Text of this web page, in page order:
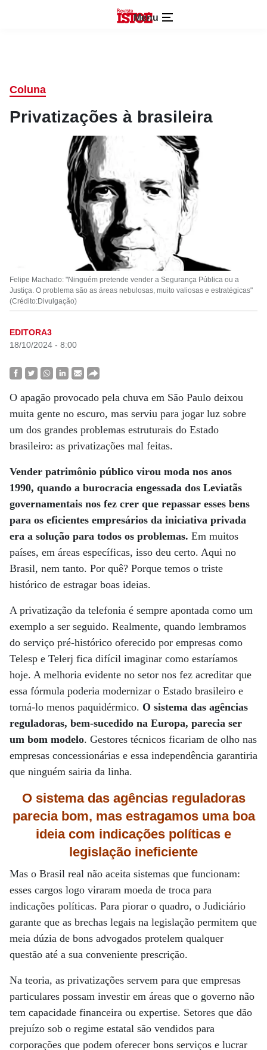
Menu
Coluna
Privatizações à brasileira
Felipe Machado: "Ninguém pretende vender a Segurança Pública ou a
Justiça. O problema são as áreas nebulosas, muito valiosas e estratégicas"
(Crédito:Divulgação)
EDITORA3
18/10/2024 - 8:00
O apagão provocado pela chuva em São Paulo deixou
muita gente no escuro, mas serviu para jogar luz sobre
um dos grandes problemas estruturais do Estado
brasileiro: as privatizações mal feitas.
Vender patrimônio público virou moda nos anos
1990, quando a burocracia engessada dos Leviatãs
governamentais nos fez crer que repassar esses bens
para os eficientes empresários da iniciativa privada
era a solução para todos os problemas. Em muitos
países, em áreas específicas, isso deu certo. Aqui no
Brasil, nem tanto. Por quê? Porque temos o triste
histórico de estragar boas ideias.
A privatização da telefonia é sempre apontada como um
exemplo a ser seguido. Realmente, quando lembramos
do serviço pré-histórico oferecido por empresas como
Telesp e Telerj fica difícil imaginar como estaríamos
hoje. A melhoria evidente no setor nos fez acreditar que
essa fórmula poderia modernizar o Estado brasileiro e
torná-lo menos paquidérmico. O sistema das agências
reguladoras, bem-sucedido na Europa, parecia ser
um bom modelo. Gestores técnicos ficariam de olho nas
empresas concessionárias e essa independência garantiria
que ninguém sairia da linha.
O sistema das agências reguladoras
parecia bom, mas estragamos uma boa
ideia com indicações políticas e
legislação ineficiente
Mas o Brasil real não aceita sistemas que funcionam:
esses cargos logo viraram moeda de troca para
indicações políticas. Para piorar o quadro, o Judiciário
garante que as brechas legais na legislação permitem que
meia dúzia de bons advogados protelem qualquer
questão até a sua conveniente prescrição.
Na teoria, as privatizações servem para que empresas
particulares possam investir em áreas que o governo não
tem capacidade financeira ou expertise. Setores que dão
prejuízo sob o regime estatal são vendidos para
corporações que podem oferecer bons serviços e lucrar